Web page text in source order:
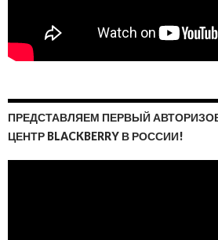
ПРЕДСТАВЛЯЕМ ПЕРВЫЙ
ЦЕНТР BLACKBERRY В РОССИИ!